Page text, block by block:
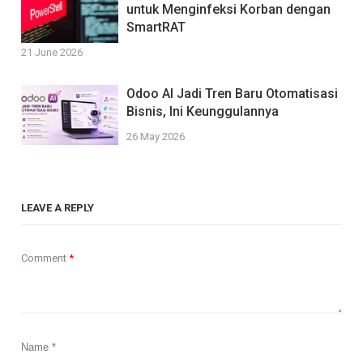
untuk Menginfeksi Korban dengan
SmartRAT
21 June 2026
Odoo AI Jadi Tren Baru Otomatisasi
Bisnis, Ini Keunggulannya
26 May 2026
LEAVE A REPLY
Comment*